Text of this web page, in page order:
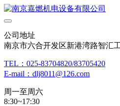
公司地址
南京市六合开发区新港湾路智汇
TEL：025-83704820/83705420
E-mail：dlj8011@126.com
周一至周六
8:30~17:30